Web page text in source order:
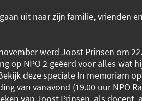
uit naar zijn familie, vrienden
werd Joost Prinsen om
op NPO 2 geëerd voor alles wat
deze speciale In memoriam
van vanavond (19.00 uur NPO